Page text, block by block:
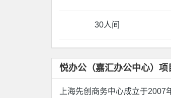
30人间
悦办公（嘉汇办公中心）项
上海先创商务中心成立于